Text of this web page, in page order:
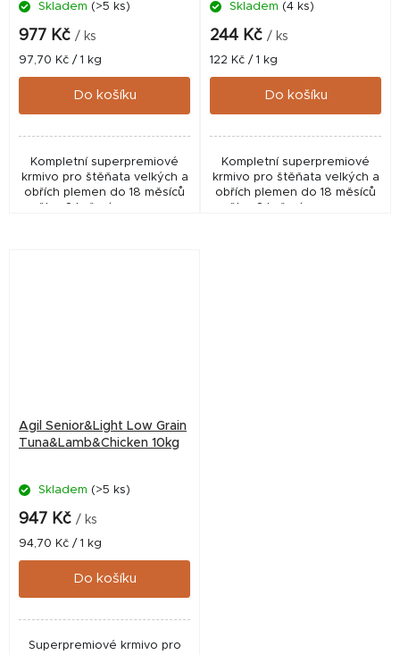
Skladem (>5 ks)
977 Kč / ks
Měrná
cena:
97,70 Kč / 1 kg
Do košíku
Kompletní superpremiové
krmivo pro štěňata velkých a
obřích plemen do 18 měsíců
Skladem (4 ks)
244 Kč / ks
Měrná
cena:
122 Kč / 1 kg
Do košíku
Kompletní superpremiové
krmivo pro štěňata velkých a
obřích plemen do 18 měsíců
Agil Senior&Light Low Grain
Tuna&Lamb&Chicken 10kg
Skladem (>5 ks)
947 Kč / ks
Měrná
cena:
94,70 Kč / 1 kg
Do košíku
Superpremiové krmivo pro